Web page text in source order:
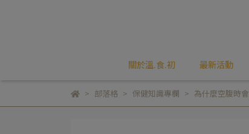
關於溫.食.初 最新活動
部落格 保健知識專欄 為什麼空腹時